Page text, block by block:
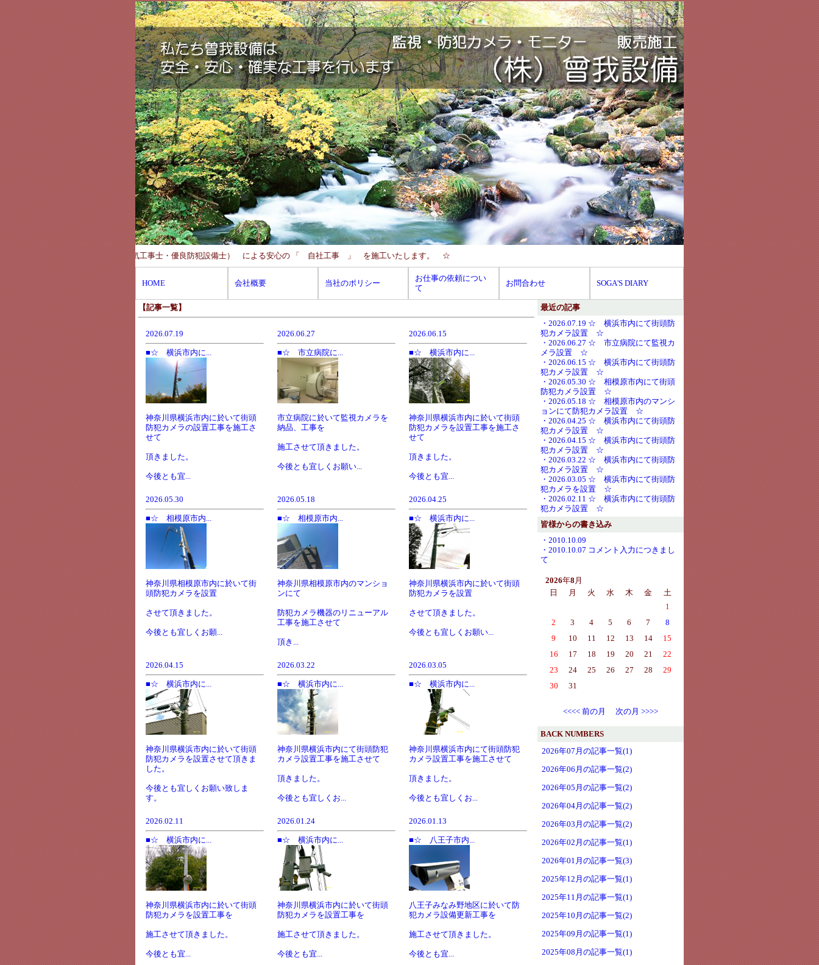
た ご提案と 有資格者 (電気工事士・優良防犯設備士） による安心の 「 自社工事 」 を施工いたします。 ☆
HOME 会社概要 当社のポリシー
お仕事の依頼につい
て
お問合わせ SOGA'S DIARY
【記事一覧】
2026.07.19
■☆ 横浜市内に...
神奈川県横浜市内に於いて街頭
防犯カメラの設置工事を施工さ
せて
頂きました。
今後とも宜...
2026.06.27
■☆ 市立病院に...
市立病院に於いて監視カメラを
納品、工事を
施工させて頂きました。
今後とも宜しくお願い...
2026.06.15
■☆ 横浜市内に...
神奈川県横浜市内に於いて街頭
防犯カメラを設置工事を施工さ
せて
頂きました。
今後とも宜...
2026.05.30
■☆ 相模原市内...
神奈川県相模原市内に於いて街
頭防犯カメラを設置
させて頂きました。
今後とも宜しくお願...
2026.05.18
■☆ 相模原市内...
神奈川県相模原市内のマンショ
ンにて
防犯カメラ機器のリニューアル
工事を施工させて
頂き...
2026.04.25
■☆ 横浜市内に...
神奈川県横浜市内に於いて街頭
防犯カメラを設置
させて頂きました。
今後とも宜しくお願い...
2026.04.15
■☆ 横浜市内に...
神奈川県横浜市内に於いて街頭
防犯カメラを設置させて頂きま
した。
今後とも宜しくお願い致しま
す。
2026.03.22
■☆ 横浜市内に...
神奈川県横浜市内にて街頭防犯
カメラ設置工事を施工させて
頂きました。
今後とも宜しくお...
2026.03.05
■☆ 横浜市内に...
神奈川県横浜市内にて街頭防犯
カメラ設置工事を施工させて
頂きました。
今後とも宜しくお...
2026.02.11
■☆ 横浜市内に...
神奈川県横浜市内に於いて街頭
防犯カメラを設置工事を
施工させて頂きました。
今後とも宜...
2026.01.24
■☆ 横浜市内に...
神奈川県横浜市内に於いて街頭
防犯カメラを設置工事を
施工させて頂きました。
今後とも宜...
2026.01.13
■☆ 八王子市内...
八王子みなみ野地区に於いて防
犯カメラ設備更新工事を
施工させて頂きました。
今後とも宜...
最近の記事
・2026.07.19 ☆ 横浜市内にて街頭防
犯カメラ設置 ☆
・2026.06.27 ☆ 市立病院にて監視カ
メラ設置 ☆
・2026.06.15 ☆ 横浜市内にて街頭防
犯カメラ設置 ☆
・2026.05.30 ☆ 相模原市内にて街頭
防犯カメラ設置 ☆
・2026.05.18 ☆ 相模原市内のマンシ
ョンにて防犯カメラ設置 ☆
・2026.04.25 ☆ 横浜市内にて街頭防
犯カメラ設置 ☆
・2026.04.15 ☆ 横浜市内にて街頭防
犯カメラ設置 ☆
・2026.03.22 ☆ 横浜市内にて街頭防
犯カメラ設置 ☆
・2026.03.05 ☆ 横浜市内にて街頭防
犯カメラを設置 ☆
・2026.02.11 ☆ 横浜市内にて街頭防
犯カメラ設置 ☆
皆様からの書き込み
・2010.10.09
・2010.10.07 コメント入力につきまし
て
2026年8 月
日
月 火 水 木 金
土
1
2
3 4 5 6 7
8
9
10 11 12 13 14
15
16
17 18 19 20 21
22
23
24 25 26 27 28
29
30
31
<<<< 前の月 次の月 >>>>
BACK NUMBERS
2026年07月の記事一覧(1)
2026年06月の記事一覧(2)
2026年05月の記事一覧(2)
2026年04月の記事一覧(2)
2026年03月の記事一覧(2)
2026年02月の記事一覧(1)
2026年01月の記事一覧(3)
2025年12月の記事一覧(1)
2025年11月の記事一覧(1)
2025年10月の記事一覧(2)
2025年09月の記事一覧(1)
2025年08月の記事一覧(1)